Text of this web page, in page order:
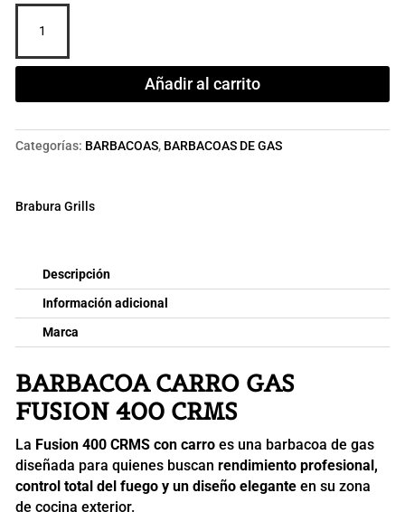
CARRO
GAS
(BGC0007+BGG0015)
Añadir al carrito
Categorías: BARBACOAS, BARBACOAS DE GAS
Brabura Grills
Descripción
Información adicional
Marca
BARBACOA CARRO GAS
FUSION 400 CRMS
La Fusion 400 CRMS con carroes una barbacoa de gas
diseñada para quienes buscan rendimiento profesional,
control total del fuego y un diseño eleganteen su zona
de cocina exterior.